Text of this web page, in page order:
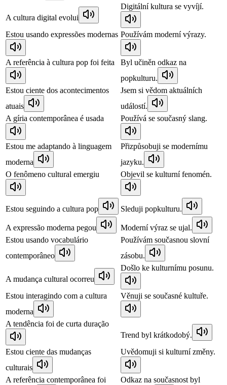
A cultura digital evolui
Digitální kultura se vyvíjí.
Estou usando expressões modernas Používám moderní výrazy.
A referência à cultura pop foi feita
Byl učiněn odkaz na
popkulturu.
Estou ciente dos acontecimentos
atuais
Jsem si vědom aktuálních
událostí.
A gíria contemporânea é usada
Používá se současný slang.
Estou me adaptando à linguagem
moderna
Přizpůsobuji se modernímu
jazyku.
O fenômeno cultural emergiu
Objevil se kulturní fenomén.
Estou seguindo a cultura pop Sleduji popkulturu.
A expressão moderna pegou
Moderní výraz se ujal.
Estou usando vocabulário
contemporâneo
Používám současnou slovní
zásobu.
A mudança cultural ocorreu
Došlo ke kulturnímu posunu.
Estou interagindo com a cultura
moderna
Věnuji se současné kultuře.
A tendência foi de curta duração
Trend byl krátkodobý.
Estou ciente das mudanças
culturais
Uvědomuji si kulturní změny.
A referência contemporânea foi Odkaz na současnost byl